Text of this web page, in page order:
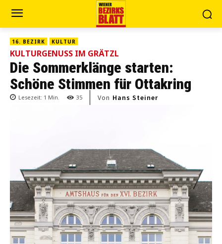
16. BEZIRK KULTUR
KULTURGENUSS IM GRÄTZL
Die Sommerklänge starten:
Schöne Stimmen für Ottakring
Lesezeit: 1 Min. 35 Von Hans Steiner